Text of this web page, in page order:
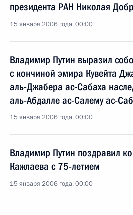
президента РАН Николая
15 января 2006 года, 00:00
Владимир Путин выразил
с кончиной эмира Кувейта
аль-Джабера ас-Сабаха
аль-Абдалле ас-Салему ас-
15 января 2006 года, 00:00
Владимир Путин поздравил
Кажлаева с 75-летием
15 января 2006 года, 00:00